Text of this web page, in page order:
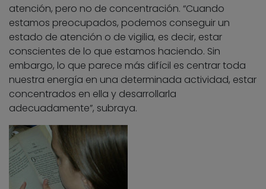
atención, pero no de concentración. “Cuando
estamos preocupados, podemos conseguir un
estado de atención o de vigilia, es decir, estar
conscientes de lo que estamos haciendo. Sin
embargo, lo que parece más difícil es centrar toda
nuestra energía en una determinada actividad, estar
concentrados en ella y desarrollarla
adecuadamente”, subraya.